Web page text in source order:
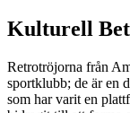
Kulturell
Retrotröjorna från
sportklubb; de är en
som har varit en